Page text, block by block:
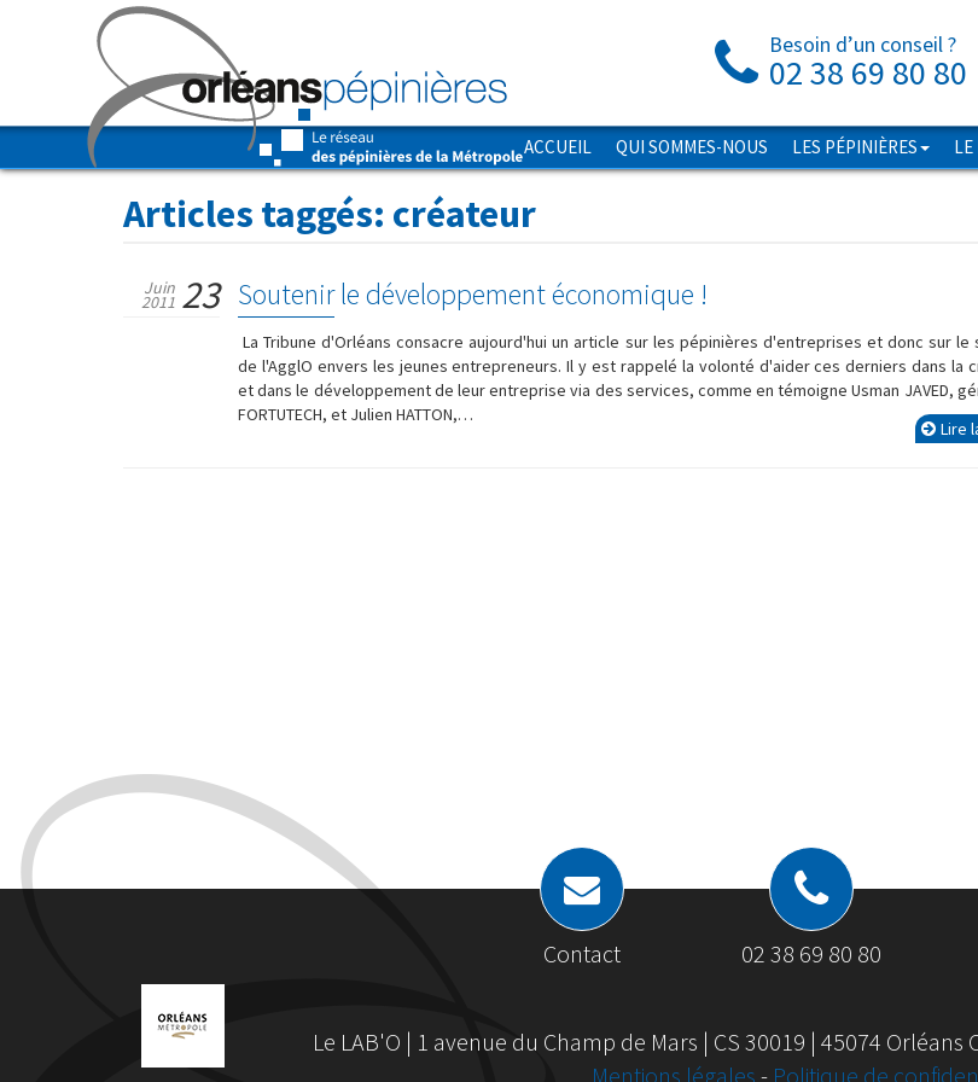
Besoin d’un conseil ?
02 38 69 80 80
ACCUEIL QUI SOMMES-NOUS LES PÉPINIÈRES LE
Articles taggés: créateur
Soutenir le développement économique !
Juin
2011 23
La Tribune d'Orléans consacre aujourd'hui un article sur les pépinières d'entreprises et donc sur le
de l'AgglO envers les jeunes entrepreneurs. Il y est rappelé la volonté d'aider ces derniers dans la
et dans le développement de leur entreprise via des services, comme en témoigne Usman JAVED,
FORTUTECH, et Julien HATTON,…
Lire
Contact 02 38 69 80 80
Le LAB'O | 1 avenue du Champ de Mars | CS 30019 | 45074 Orléans
Mentions légales - Politique de